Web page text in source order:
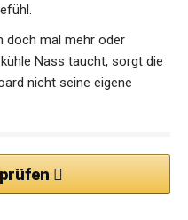
doch mal mehr oder
Nass taucht, sorgt die
nicht seine eigene